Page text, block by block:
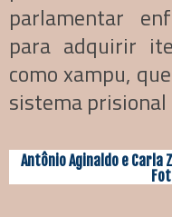
parlamentar
para adquirir
como xampu,
sistema
Antônio Aginaldo e